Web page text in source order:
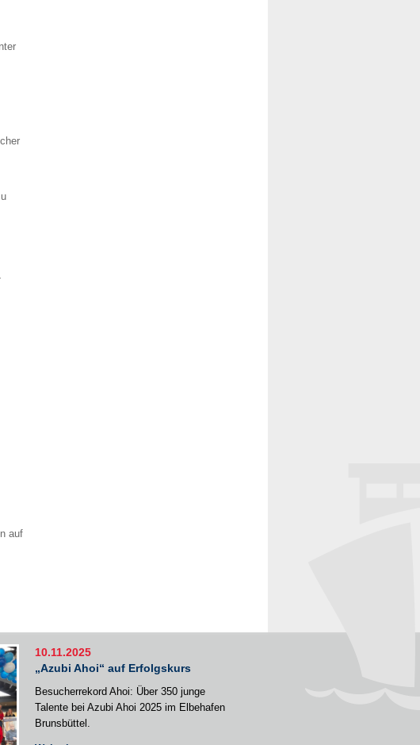
auf
10.11.2025
„Azubi Ahoi“ auf Erfolgskurs
Besucherrekord Ahoi: Über 350 junge
Talente bei Azubi Ahoi 2025 im Elbehafen
Brunsbüttel.